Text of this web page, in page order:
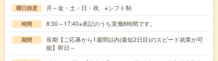
曜日頻度 月～金・土・日・祝 ※シフト制
時間 8:30～17:40※表記のうち実働8時間です。
期間
長期【ご応募から1週間以内(最短2日目)のスピード就業が可
能】即日～